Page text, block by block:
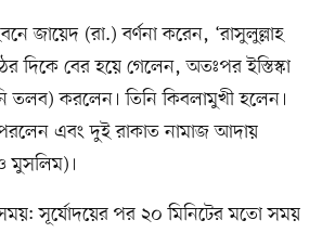
জায়েদ (রা.) বর্ণনা করেন, ‘রাসুলুল্লাহ
দিকে বের হয়ে গেলেন, অতঃপর ইস্তিস্কা
তলব) করলেন। তিনি কিবলামুখী হলেন।
পরলেন এবং দুই রাকাত নামাজ আদায়
মুসলিম)।
সময়: সূর্যোদয়ের পর ২০ মিনিটের মতো সময়